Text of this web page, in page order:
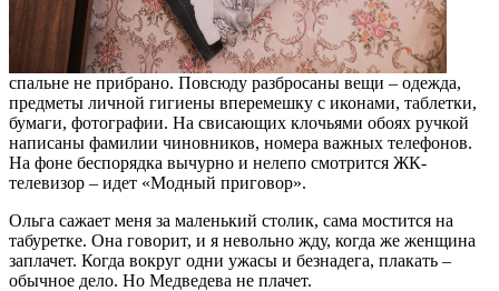
спальне не прибрано. Повсюду разбросаны вещи – одежда,
предметы личной гигиены вперемешку с иконами, таблетки,
бумаги, фотографии. На свисающих клочьями обоях ручкой
написаны фамилии чиновников, номера важных телефонов.
На фоне беспорядка вычурно и нелепо смотрится ЖК-
телевизор – идет «Модный приговор».
Ольга сажает меня за маленький столик, сама мостится на
табуретке. Она говорит, и я невольно жду, когда же женщина
заплачет. Когда вокруг одни ужасы и безнадега, плакать –
обычное дело. Но Медведева не плачет.